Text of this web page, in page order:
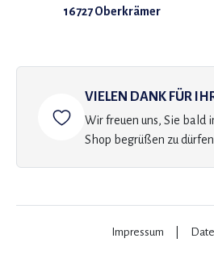
16727 Oberkrämer
VIELEN DANK FÜR
Wir freuen uns, Sie bald
Shop begrüßen zu
Impressum